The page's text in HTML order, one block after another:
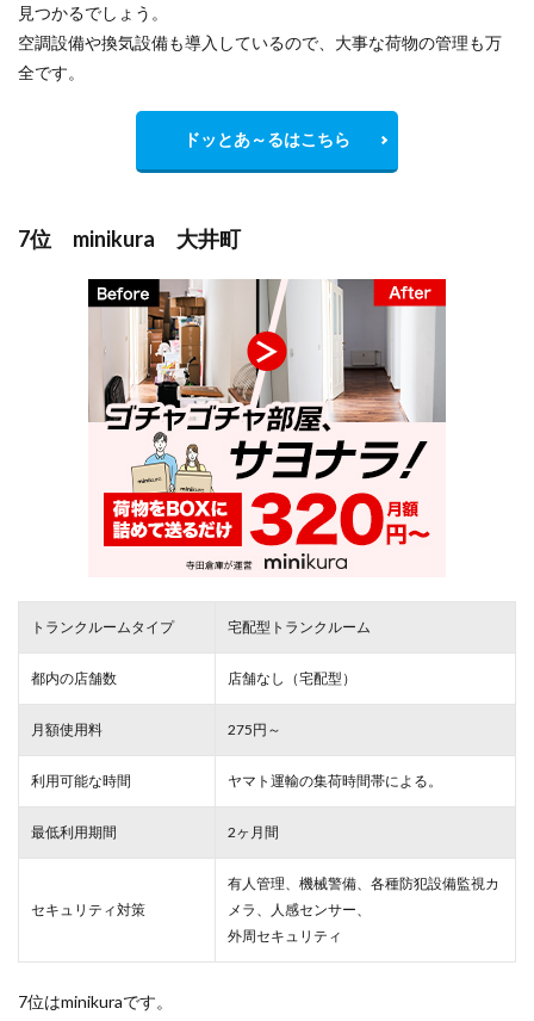
見つかるでしょう。
空調設備や換気設備も導入しているので、大事な荷物の管理も万
全です。
ドッとあ～るはこちら
7位 minikura 大井町
トランクルームタイプ 宅配型トランクルーム
都内の店舗数 店舗なし（宅配型）
月額使用料 275円～
利用可能な時間 ヤマト運輸の集荷時間帯による。
最低利用期間 2ヶ月間
セキュリティ対策
有人管理、機械警備、各種防犯設備監視カ
メラ、人感センサー、
外周セキュリティ
7位はminikuraです。